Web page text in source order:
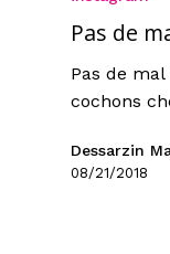
Pas de
Pas de
cochons
Dessarzin
08/21/2018